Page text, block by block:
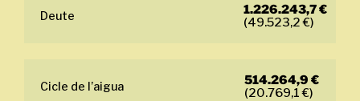
Deute
1.226.243,7 €
(49.523,2 €)
Cicle de l’aigua
514.264,9 €
(20.769,1 €)